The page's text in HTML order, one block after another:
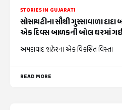
STORIES IN GUJARATI
સોસાયટીના સૌથી ગુસ્સાવાળા
એક દિવસ બાળકની બોલ ઘરમાં
અમદાવાદ શહેરના એક વિકસિત વિસ્તા
READ MORE